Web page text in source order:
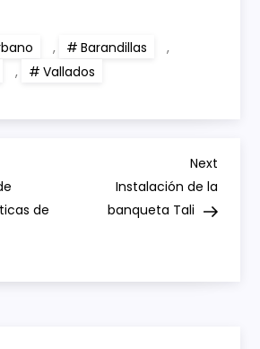
, Barandillas
,
, Vallados
de
Next
Post
Next
Instalación de la
banqueta Tali